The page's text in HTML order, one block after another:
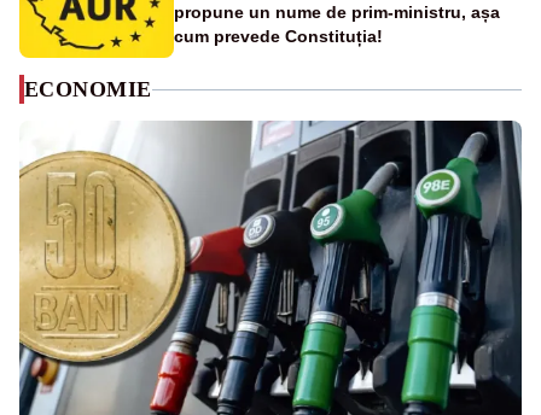
propune un nume de prim-ministru, așa
cum prevede Constituția!
ECONOMIE